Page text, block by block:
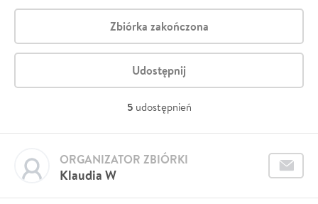
Zbiórka zakończona
Udostępnij
5 udostępnień
Klaudia W
ORGANIZATOR ZBIÓRKI